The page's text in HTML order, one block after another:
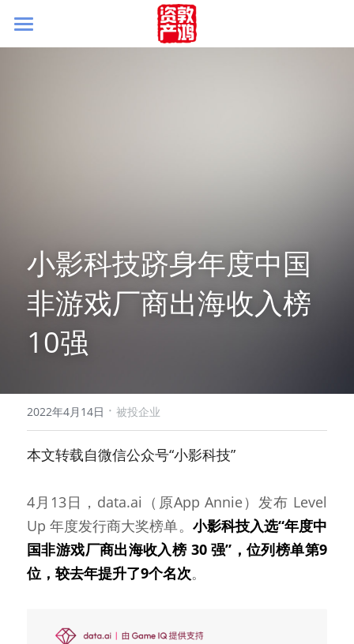
首页
小影科技跻身年度中国
非游戏厂商出海收入榜
10强
2022年4月14日 · 被投企业
本文转载自微信公众号“小影科技”
4月13日，data.ai（原App Annie）发布 Level
Up 年度发行商大奖榜单。 小影科技入选“年度中
国非游戏厂商出海收入榜 30 强”，位列榜单第9
位，较去年提升了9个名次。